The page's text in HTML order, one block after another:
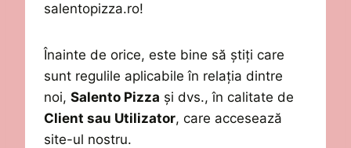
salentopizza.ro!
Înainte de orice, este bine să știți care
sunt regulile aplicabile în relația dintre
noi, Salento Pizza și dvs., în calitate de
Client sau Utilizator, care accesează
site-ul nostru.